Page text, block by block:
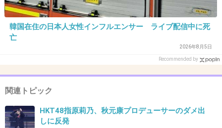
25. 匿名2013/04/29(月) 19:41:55
この人どこが好いのか全然分かりません
ほとんどゴーストライターが
書いてるよ。
韓国在住の日本人女性インフルエンサー ライブ配信中に死
亡
2026年8月5日
Recommended by
関連トピック
HKT48指原莉乃、秋元康プロデューサーのダメ出
しに反発